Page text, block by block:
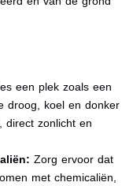
een plek zoals een
droog, koel en donker
direct zonlicht en
Zorg ervoor dat
met chemicaliën,